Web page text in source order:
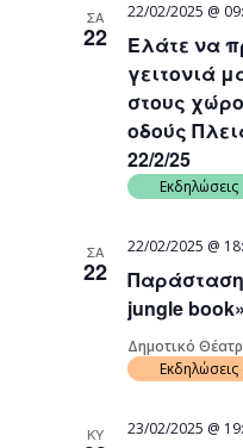
ΣΑ
22
Ελάτε να
γειτονιά
στους
οδούς
22/2/25
22/02/2025 @
ΣΑ
22
Παράσταση
jungle
22/02/2025 @
Δημοτικό
ΚΥ 23/02/2025 @